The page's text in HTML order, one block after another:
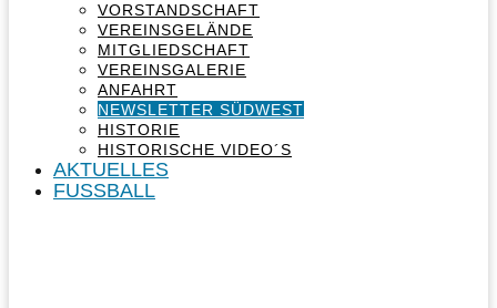
VORSTANDSCHAFT
VEREINSGELÄNDE
MITGLIEDSCHAFT
VEREINSGALERIE
ANFAHRT
NEWSLETTER SÜDWEST
HISTORIE
HISTORISCHE VIDEO´S
AKTUELLES
FUSSBALL